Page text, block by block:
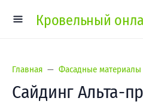
Кровельный
Главная Фасадные материалы
Сайдинг Альта-